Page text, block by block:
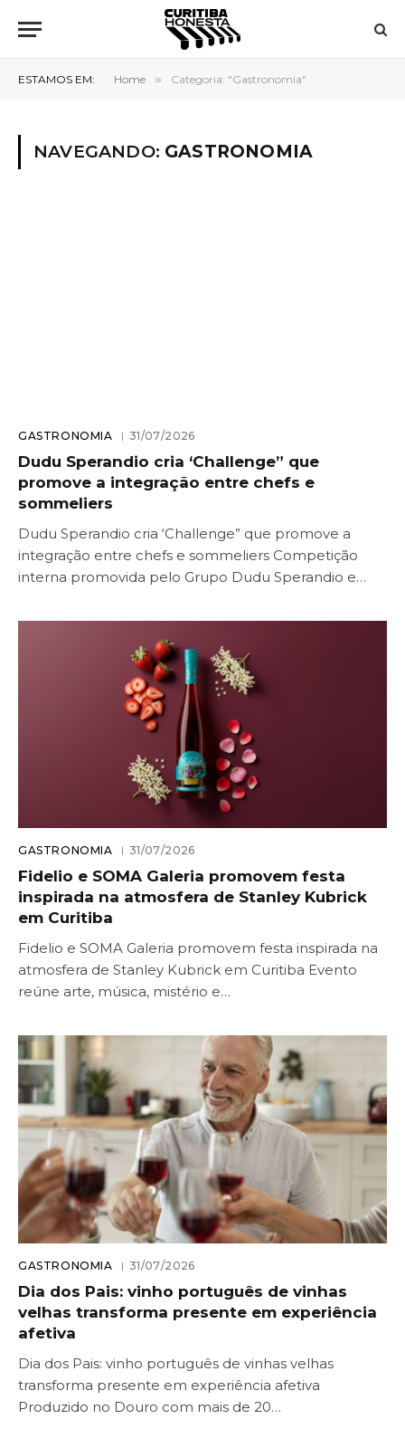
ESTAMOS EM: Home » Categoria: "Gastronomia"
NAVEGANDO: GASTRONOMIA
GASTRONOMIA 31/07/2026
Dudu Sperandio cria ‘Challenge” que
promove a integração entre chefs e
sommeliers
Dudu Sperandio cria ‘Challenge” que promove a
integração entre chefs e sommeliers Competição
interna promovida pelo Grupo Dudu Sperandio e…
GASTRONOMIA 31/07/2026
Fidelio e SOMA Galeria promovem festa
inspirada na atmosfera de Stanley Kubrick
em Curitiba
Fidelio e SOMA Galeria promovem festa inspirada na
atmosfera de Stanley Kubrick em Curitiba Evento
reúne arte, música, mistério e…
GASTRONOMIA 31/07/2026
Dia dos Pais: vinho português de vinhas
velhas transforma presente em experiência
afetiva
Dia dos Pais: vinho português de vinhas velhas
transforma presente em experiência afetiva
Produzido no Douro com mais de 20…